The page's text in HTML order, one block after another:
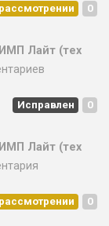
0
Лайт (тех
0
Исправлен
Лайт (тех
0